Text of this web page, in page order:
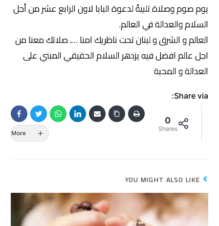
يوم صوم وصلاة تلبيةً لدعوة البابا لاون الرابع عشر من أجل
السلام والعدالة في العالم.
العالم و الشرق و لبنان تحت ناظريك امنا …. صلاتك معنا من
اجل عالم افضل فيه يزدهر السلام الحقيقي المبني على
العدالة و المحبة
Share via:
0
Shares
More
YOU MIGHT ALSO LIKE